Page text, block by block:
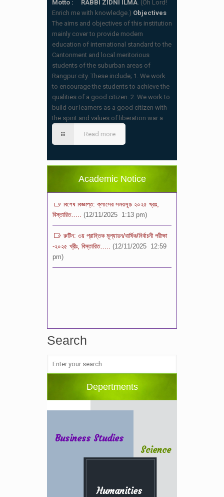
Motto : RABBI ZIDNI ILMA. (Oh Lord!
Enrich me with knowledge.) Objectives
The aims and objectives of this institution
mainly cover to provide modern
education of international standard to the
Cantonment and local meritorious
students of the suburban areas of
Rangpur city. These include; 1. We work
to encourage the students to achieve the
qualities of a good citizen. 2. We work to
build our learners as a good citizen with
the spirit and values of liberation war a
Read more
Academic Notice
স্কুলের ছুটির তালিকা ও বর্ষপঞ্জি – ২০২৬
(20/07/2026 2:14 pm)
শ্রেণি পযর্ন্ত ফরম বিতরন চলছে… বিস্তারিত
বিশেষ বিজ্ঞপ্তি: ক্লাসের সময়সূচি ২০২৫ খ্রীঃ,
বিস্তারিত….. (12/11/2025 1:13 pm)
রুটিন: ৩য় প্রান্তিক মূল্যায়ন/বার্ষিক/নির্বাচনী পরীক্ষা
-২০২৫ খ্রীঃ, বিস্তারিত….. (12/11/2025 12:59
pm)
Search
Depertments
Humanities
Business Studies
Science